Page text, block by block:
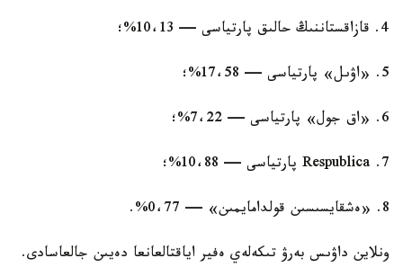
4. قازاقستاننىڭ حالىق پارتياسى — 10،13%؛
5. «اۋىل» پارتياسى — 17،58%؛
6. «اق جول» پارتياسى — 7،22%؛
7. Respublica پارتياسى — 10،88%؛
8. «ەشقايسىسىن قولدامايمىن» — 0،77%.
ونلاين داۋىس بەرۋ تىكەلەي ەفير اياقتالعانعا دەيىن جالعاسادى.